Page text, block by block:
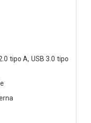
tipo A, USB 3.0 tipo